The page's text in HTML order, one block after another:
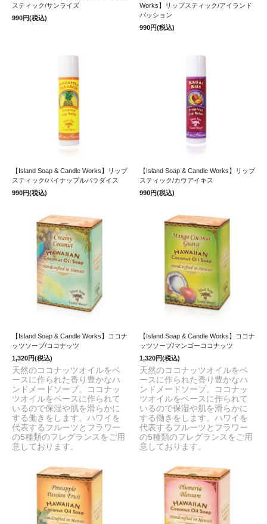
スティック/サンライズ
990円(税込)
Works】リップスティック/アイランド
パッション
990円(税込)
【Island Soap & Candle Works】リップ
スティック/パイナップルパラダイス
990円(税込)
【Island Soap & Candle Works】リップ
スティック/カウアイキス
990円(税込)
【Island Soap & Candle Works】ココナ
ッツソープ/ココナッツ
1,320円(税込)
天然のココナッツオイルをベ
ースに作られた香り豊かなハ
ンドメードソープ。ココナッ
ツオイルをベースに作られて
いるので保湿や肌を滑らかに
する働きをします。ハワイを
代表するフルーツとフラワー
の5種類のフレグランスをご用
意しております。
【Island Soap & Candle Works】ココナ
ッツソープ/マンゴーココナッツ
1,320円(税込)
天然のココナッツオイルをベ
ースに作られた香り豊かなハ
ンドメードソープ。ココナッ
ツオイルをベースに作られて
いるので保湿や肌を滑らかに
する働きをします。ハワイを
代表するフルーツとフラワー
の5種類のフレグランスをご用
意しております。